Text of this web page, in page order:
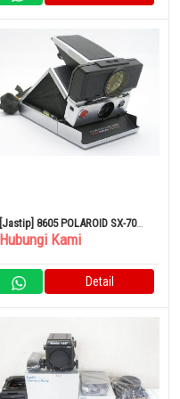
[Jastip] 8605 POLAROID SX-70
LAND CAMERA SONAR
Hubungi Kami
Detail